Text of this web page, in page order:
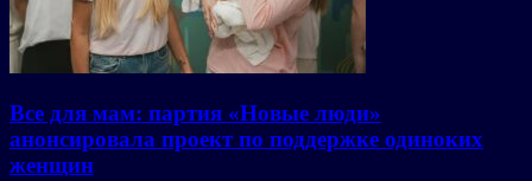
Все для мам: партия «Новые люди»
анонсировала проект по поддержке одиноких
женщин